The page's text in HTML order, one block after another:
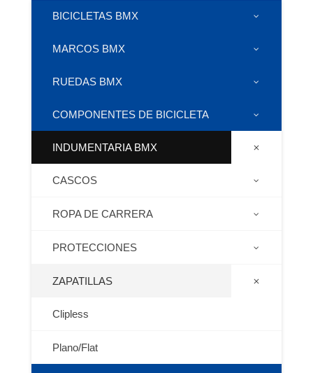
BICICLETAS BMX
MARCOS BMX
RUEDAS BMX
COMPONENTES DE BICICLETA
INDUMENTARIA BMX
CASCOS
ROPA DE CARRERA
PROTECCIONES
ZAPATILLAS
Clipless
Plano/Flat